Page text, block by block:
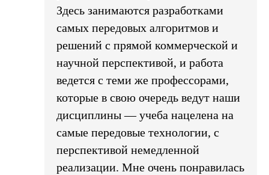
Здесь занимаются разработками
самых передовых алгоритмов и
решений с прямой коммерческой и
научной перспективой, и работа
ведется с теми же профессорами,
которые в свою очередь ведут наши
дисциплины — учеба нацелена на
самые передовые технологии, с
перспективой немедленной
реализации. Мне очень понравилась